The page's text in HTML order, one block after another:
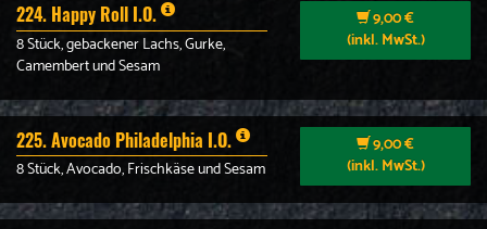
224. Happy Roll I.O.
8 Stück, gebackener Lachs, Gurke,
Camembert und Sesam
9,00 €
(inkl. MwSt.)
225. Avocado Philadelphia I.O.
8 Stück, Avocado, Frischkäse und Sesam
9,00 €
(inkl. MwSt.)